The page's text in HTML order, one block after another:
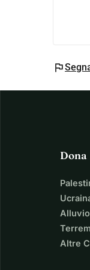
flag
Dona
Altre